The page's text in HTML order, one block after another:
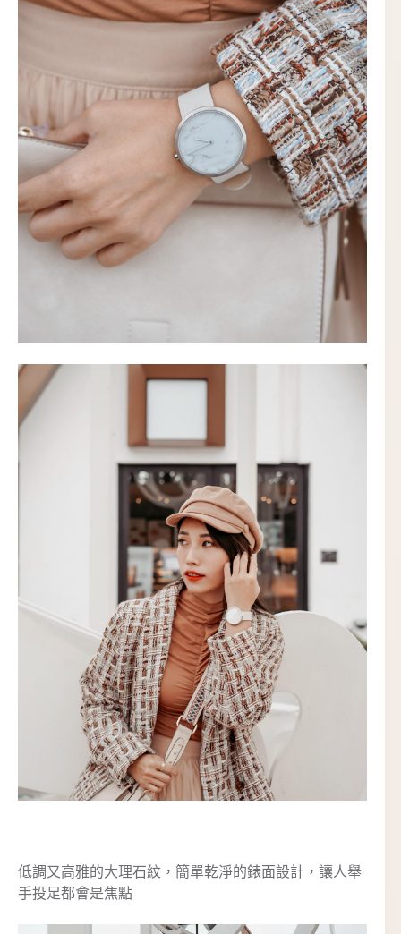
低調又高雅的大理石紋，簡單乾淨的錶面設計，讓人舉
手投足都會是焦點